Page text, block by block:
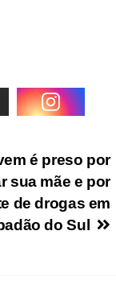
é preso por
sua mãe e por
de drogas em
do Sul